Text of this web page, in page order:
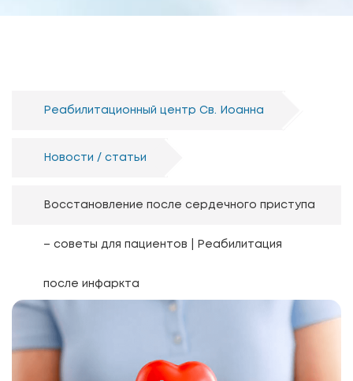
Реабилитационный центр Св. Иоанна
Новости / статьи
Восстановление после сердечного приступа
– советы для пациентов | Реабилитация
после инфаркта